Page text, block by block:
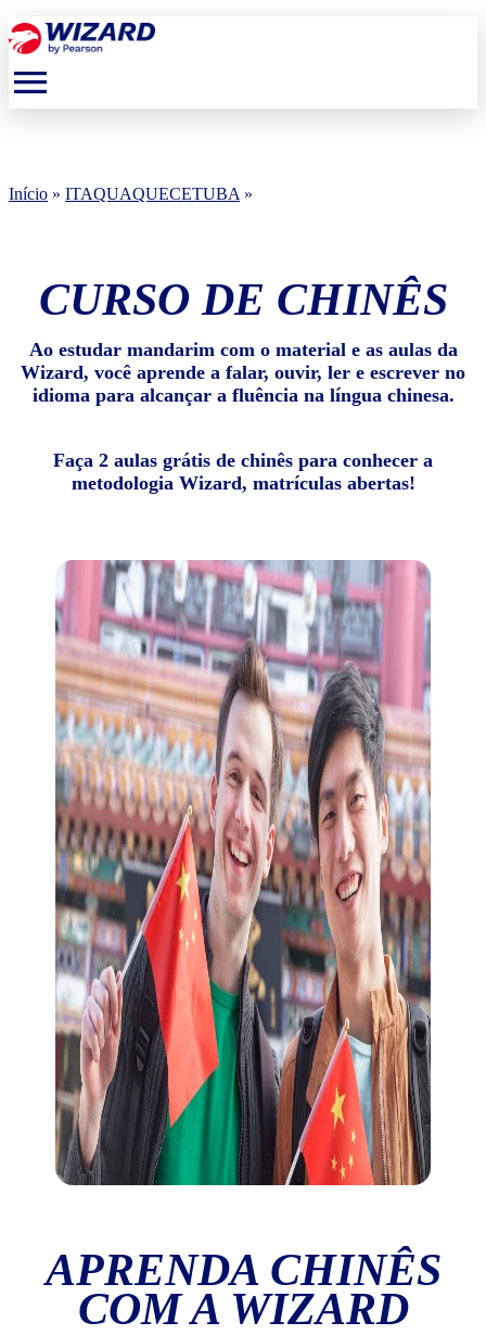
menu
Início » ITAQUAQUECETUBA »
CURSO DE CHINÊS
Ao estudar mandarim com o material e as aulas da
Wizard, você aprende a falar, ouvir, ler e escrever no
idioma para alcançar a fluência na língua chinesa.
Faça 2 aulas grátis de chinês para conhecer a
metodologia Wizard, matrículas abertas!
APRENDA CHINÊS
COM A WIZARD